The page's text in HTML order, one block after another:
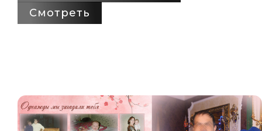
Смотреть